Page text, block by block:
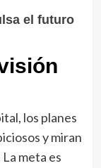
el futuro
los planes
y miran
meta es